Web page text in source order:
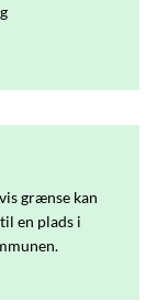
grænse kan
en plads i